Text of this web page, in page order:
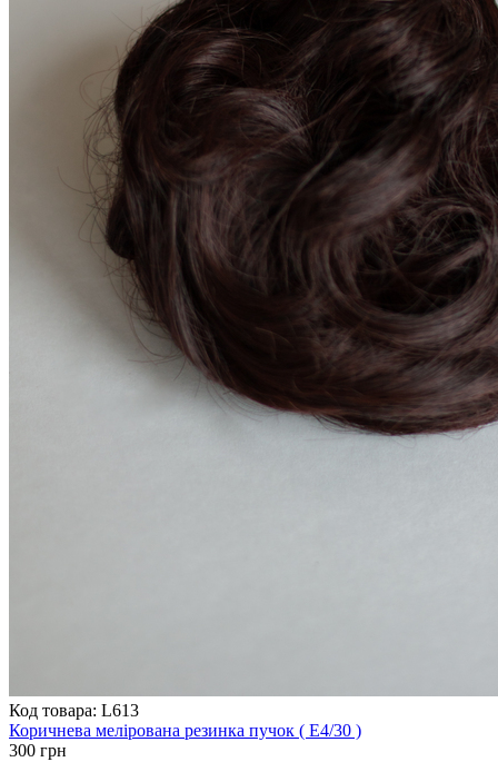
Код товара: L613
Коричнева мелірована резинка пучок ( E4/30 )
300 грн